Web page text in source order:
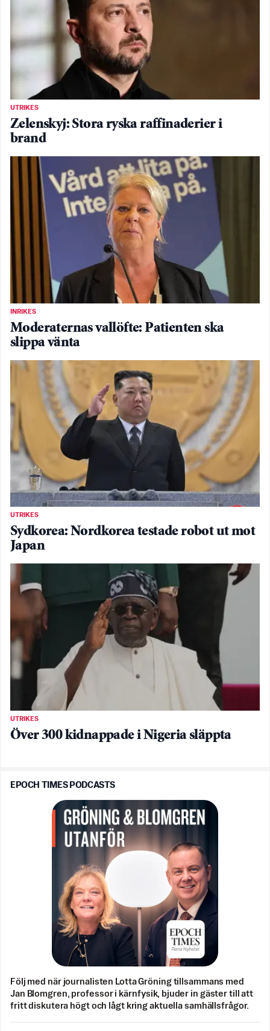
UTRIKES
Zelenskyj: Stora ryska raffinaderier i
brand
INRIKES
Moderaternas vallöfte: Patienten ska
slippa vänta
UTRIKES
Sydkorea: Nordkorea testade robot ut mot
Japan
UTRIKES
Över 300 kidnappade i Nigeria släppta
EPOCH TIMES PODCASTS
Följ med när journalisten Lotta Gröning tillsammans med
Jan Blomgren, professor i kärnfysik, bjuder in gäster till att
fritt diskutera högt och lågt kring aktuella samhällsfrågor.